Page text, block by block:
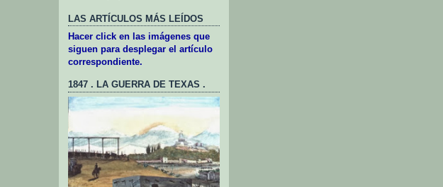
LAS ARTÍCULOS MÁS LEÍDOS
Hacer click en las imágenes que
siguen para desplegar el artículo
correspondiente.
1847 . LA GUERRA DE TEXAS .